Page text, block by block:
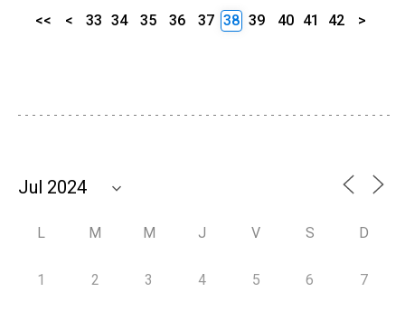
<< < 33 34 35 36 37 38 39 40 41 42 >
L M M J V S D
1 2 3 4 5 6 7